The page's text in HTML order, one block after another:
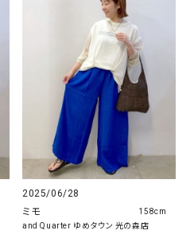
2025/06/28
ミモ
and Quarter ゆめタウン 光の森店
158cm